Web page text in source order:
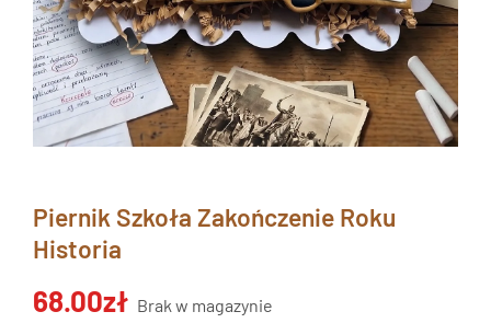
Piernik Szkoła Zakończenie Roku
Historia
68.00zł Brak w magazynie